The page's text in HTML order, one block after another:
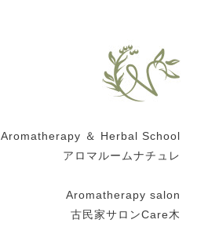
Aromatherapy ＆ Herbal School
アロマルームナチュレ
Aromatherapy salon
古民家サロンCare木